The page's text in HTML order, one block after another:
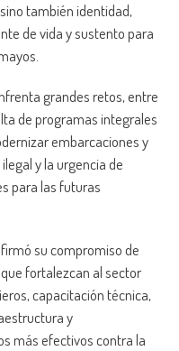
también identidad,
de vida y sustento para
grandes retos, entre
de programas integrales
embarcaciones y
y la urgencia de
para las futuras
su compromiso de
fortalezcan al sector
capacitación técnica,
y
más efectivos contra la